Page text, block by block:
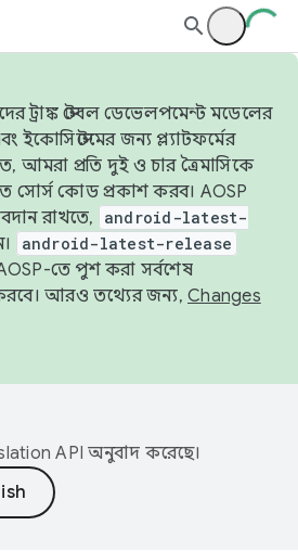
ট্রাঙ্ক স্টেবল ডেভেলপমেন্ট মডেলের
ইকোসিস্টেমের জন্য প্ল্যাটফর্মের
আমরা প্রতি দুই ও চার ত্রৈমাসিকে
সোর্স কোড প্রকাশ করব। AOSP
রাখতে,
android-latest-
android-latest-release
AOSP-তে পুশ করা সর্বশেষ
আরও তথ্যের জন্য, Changes
API অনুবাদ করেছে।